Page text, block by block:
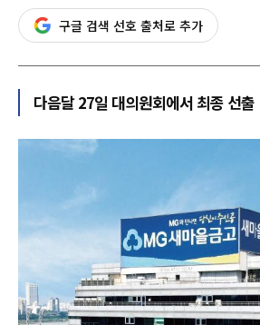
구글 검색 선호 출처로 추가
다음달 27일 대의원회에서 최종 선출